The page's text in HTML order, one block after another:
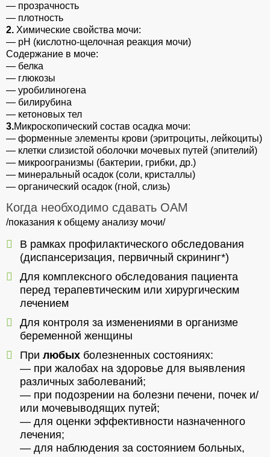
— прозрачность
— плотность
2. Химические свойства мочи:
— рН (кислотно-щелочная реакция мочи)
Содержание в моче:
— белка
— глюкозы
— уробилиногена
— билирубина
— кетоновых тел
3.Микроскопический состав осадка мочи:
— форменные элементы крови (эритроциты, лейкоциты)
— клетки слизистой оболочки мочевых путей (эпителий)
— микроогранизмы (бактерии, грибки, др.)
— минеральный осадок (соли, кристаллы)
— органический осадок (гной, слизь)
Когда необходимо сдавать ОАМ
/показания к общему анализу мочи/
В рамках профилактического обследования
(диспансеризация, первичный скрининг*)
Для комплексного обследования пациента
перед терапевтическим или хирургическим
лечением
Для контроля за изменениями в организме
беременной женщины
При любых болезненных состояниях:
— при жалобах на здоровье для выявления
различных заболеваний;
— при подозрении на болезни печени, почек и/
или мочевыводящих путей;
— для оценки эффективности назначенного
лечения;
— для наблюдения за состоянием больных,